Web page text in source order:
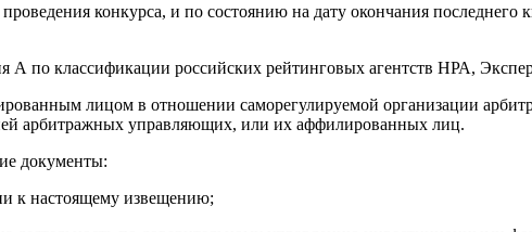
конкурса, и по состоянию на дату окончания последнего
А по классификации российских рейтинговых агентств НРА,
лицом в отношении саморегулируемой организации
арбитражных управляющих, или их аффилированных лиц.
документы:
к настоящему извещению;